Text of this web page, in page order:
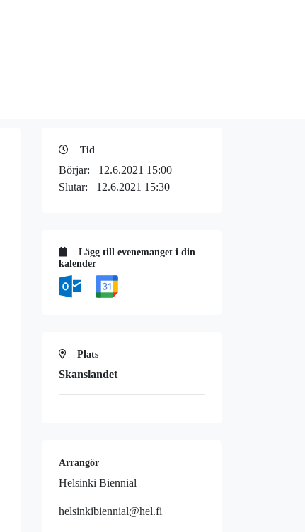
Tid
Börjar: 12.6.2021 15:00
Slutar: 12.6.2021 15:30
Lägg till evenemanget i din
kalender
Plats
Skanslandet
Arrangör
Helsinki Biennial
helsinkibiennial@hel.fi